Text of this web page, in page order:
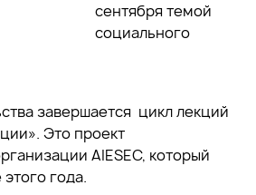
сентября темой
социального
завершается цикл лекций
Это проект
AIESEC, который
года.